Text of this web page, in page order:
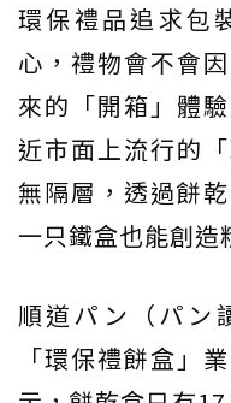
環保禮品追求包
心，禮物會不會
來的「開箱」體
近市面上流行的
無隔層，透過餅
一只鐵盒也能創造
順道パン（パン
「環保禮餅盒」